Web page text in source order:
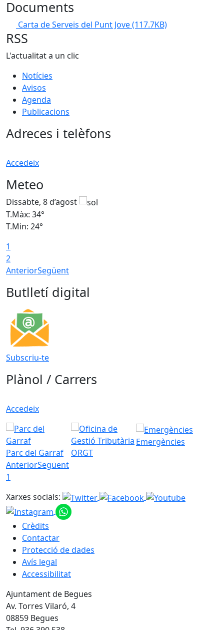
Documents
Carta de Serveis del Punt Jove(117.7KB)
RSS
L'actualitat a un clic
Notícies
Avisos
Agenda
Publicacions
Adreces i telèfons
Accedeix
Meteo
Dissabte, 8 d’agost
T.Màx: 34°
T.Min: 24°
1
2
AnteriorSegüent
Butlletí digital
Subscriu-te
Plànol / Carrers
Accedeix
Parc del Garraf ORGT
Emergències
AnteriorSegüent
1
Xarxes socials:
Crèdits
Contactar
Protecció de dades
Avís legal
Accessibilitat
Ajuntament de Begues
Av. Torres Vilaró, 4
08859 Begues